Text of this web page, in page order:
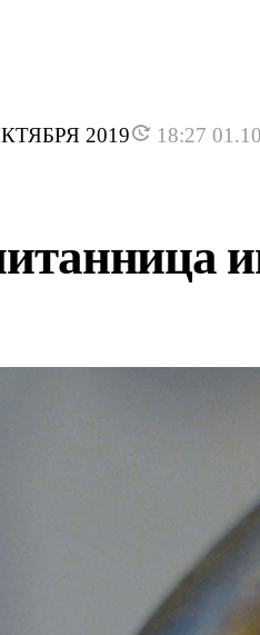
2019 18:27